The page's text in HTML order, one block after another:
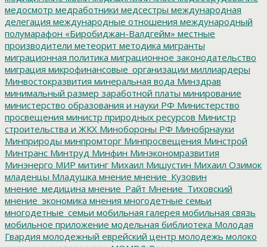
медосмотр медработники медсестры международная
делегация международные отношения международный
полумарафон «Биробиджан-Валдгейм» местные
производители метеорит методика мигранты
миграционная политика миграционное законодательство
миграция микрофинансовые_организации миллиардеры
Минвостокразвития минеральная вода Минздрав
минимальный размер заработной платы минирование
министерство образования и науки РФ Министерство
просвещения министр природных ресурсов Министр
строительства и ЖКХ Минобороны РФ Минобрнауки
Минприроды минпромторг Минпросвещения Минстрой
Минтранс Минтруд Минфин Минэкономразвития
Минэнерго МИР митинг Михаил Мишустин Михаил Озимок
младенцы Младушка мнение мнение_Кузовин
мнение_медицина мнение_Райт Мнение_Тиховский
мнение_экономика мнения многодетные семьи
многодетные_семьи мобильная галерея мобильная связь
мобильное приложение модельная библиотека Молодая
Гвардия молодежный еврейский центр молодежь молоко